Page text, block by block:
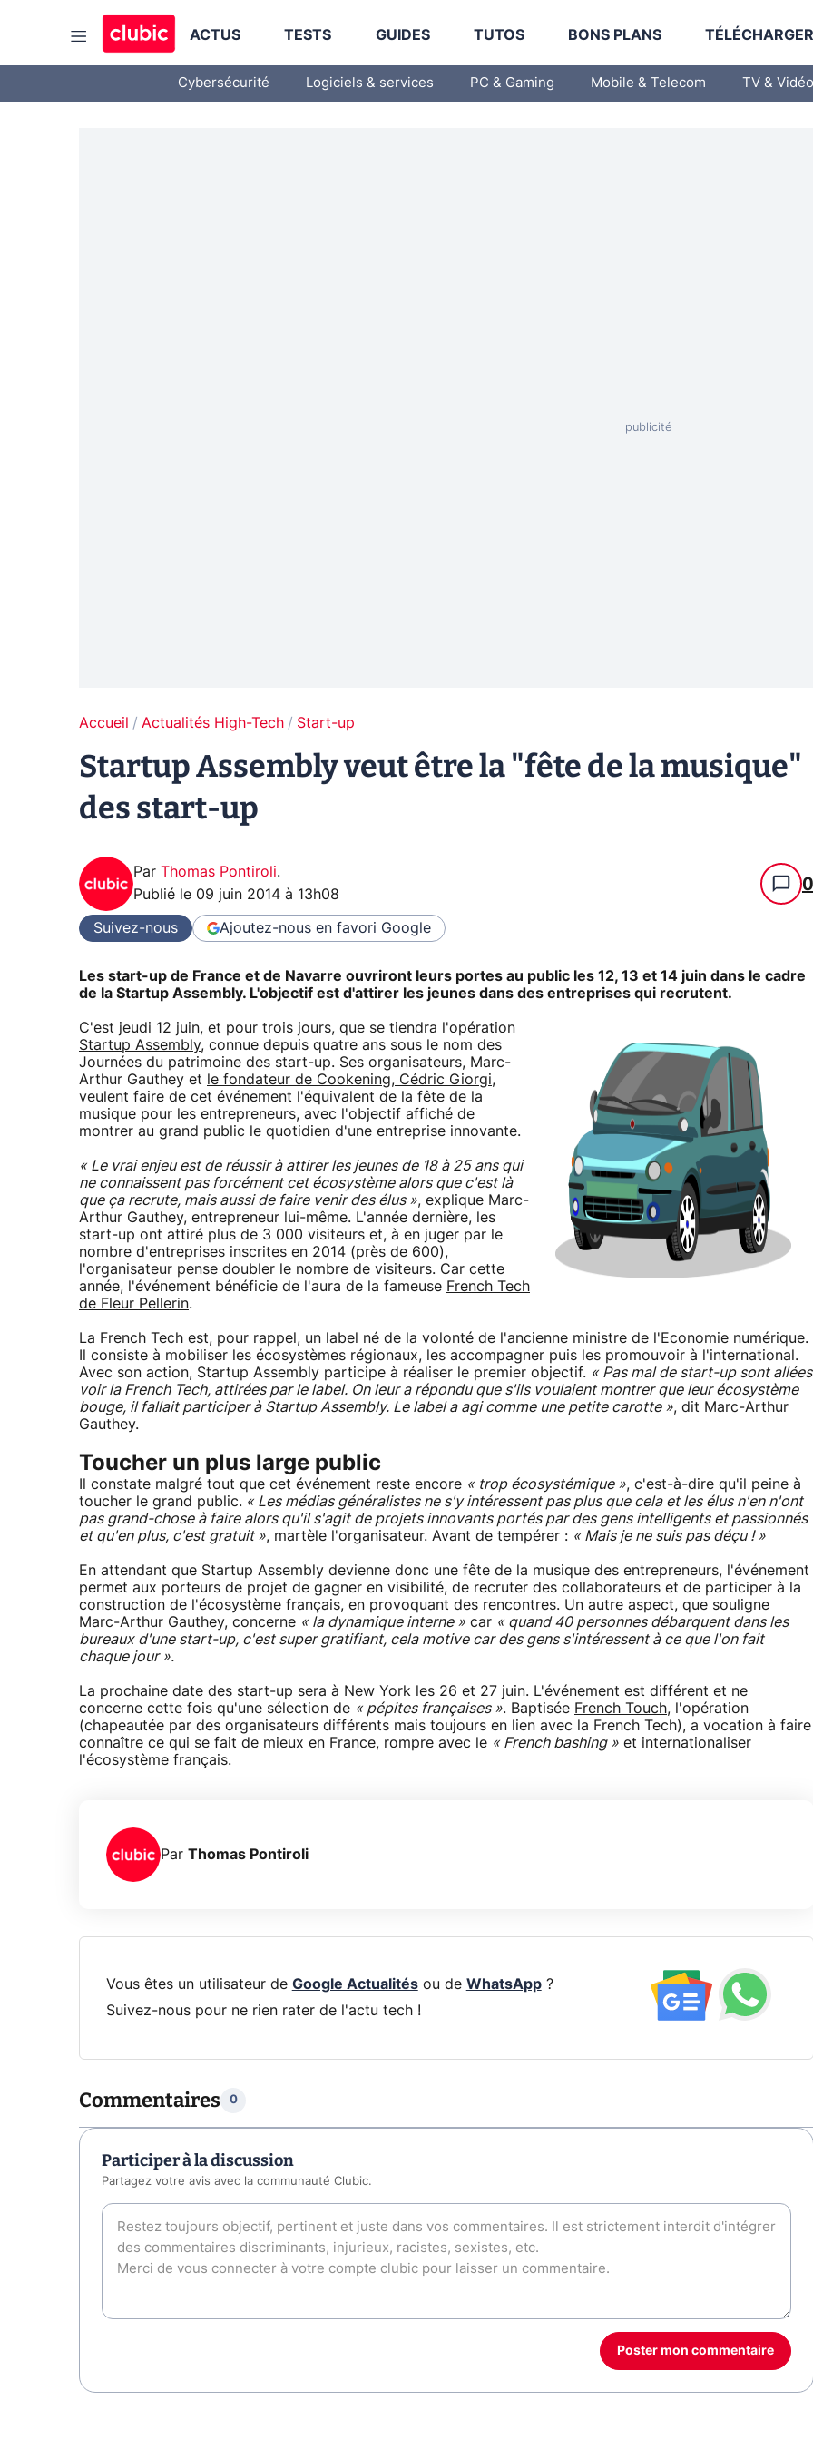
ACTUS TESTS GUIDES TUTOS BONS PLANS
Cybersécurité Logiciels & services PC & Gaming Mobile & Telecom TV & Vidéo
Accueil Actualités High-Tech Start-up
Startup Assembly veut être la "fête de la musique"
des start-up
Par Thomas Pontiroli.
Publié le 09 juin 2014 à 13h08 0
Suivez-nous Ajoutez-nous en favori Google
Les start-up de France et de Navarre ouvriront leurs portes au public les 12, 13 et 14 juin dans le cadre
de la Startup Assembly. L'objectif est d'attirer les jeunes dans des entreprises qui recrutent.
C'est jeudi 12 juin, et pour trois jours, que se tiendra l'opération
Startup Assembly, connue depuis quatre ans sous le nom des
Journées du patrimoine des start-up. Ses organisateurs, Marc-
Arthur Gauthey et
le fondateur de Cookening, Cédric Giorgi,
veulent faire de cet événement l'équivalent de la fête de la
musique pour les entrepreneurs, avec l'objectif affiché de
montrer au grand public le quotidien d'une entreprise innovante.
« Le vrai enjeu est de réussir à attirer les jeunes de 18 à 25 ans qui
ne connaissent pas forcément cet écosystème alors que c'est là
que ça recrute, mais aussi de faire venir des élus », explique Marc-
Arthur Gauthey, entrepreneur lui-même. L'année dernière, les
start-up ont attiré plus de 3 000 visiteurs et, à en juger par le
nombre d'entreprises inscrites en 2014 (près de 600),
l'organisateur pense doubler le nombre de visiteurs. Car cette
année, l'événement bénéficie de l'aura de la fameuse French Tech
de Fleur Pellerin.
La French Tech est, pour rappel, un label né de la volonté de l'ancienne ministre de l'Economie numérique.
Il consiste à mobiliser les écosystèmes régionaux, les accompagner puis les promouvoir à l'international.
Avec son action, Startup Assembly participe à réaliser le premier objectif. « Pas mal de start-up sont allées
voir la French Tech, attirées par le label. On leur a répondu que s'ils voulaient montrer que leur écosystème
bouge, il fallait participer à Startup Assembly. Le label a agi comme une petite carotte », dit Marc-Arthur
Gauthey.
Toucher un plus large public
Il constate malgré tout que cet événement reste encore « trop écosystémique », c'est-à-dire qu'il peine à
toucher le grand public. « Les médias généralistes ne s'y intéressent pas plus que cela et les élus n'en n'ont
pas grand-chose à faire alors qu'il s'agit de projets innovants portés par des gens intelligents et passionnés
et qu'en plus, c'est gratuit », martèle l'organisateur. Avant de tempérer : « Mais je ne suis pas déçu ! »
En attendant que Startup Assembly devienne donc une fête de la musique des entrepreneurs, l'événement
permet aux porteurs de projet de gagner en visibilité, de recruter des collaborateurs et de participer à la
construction de l'écosystème français, en provoquant des rencontres. Un autre aspect, que souligne
Marc-Arthur Gauthey, concerne « la dynamique interne » car « quand 40 personnes débarquent dans les
bureaux d'une start-up, c'est super gratifiant, cela motive car des gens s'intéressent à ce que l'on fait
chaque jour ».
La prochaine date des start-up sera à New York les 26 et 27 juin. L'événement est différent et ne
concerne cette fois qu'une sélection de « pépites françaises ». Baptisée French Touch, l'opération
(chapeautée par des organisateurs différents mais toujours en lien avec la French Tech), a vocation à faire
connaître ce qui se fait de mieux en France, rompre avec le « French bashing » et internationaliser
l'écosystème français.
Par Thomas Pontiroli
Vous êtes un utilisateur de Google Actualitésou de WhatsApp?
Suivez-nous pour ne rien rater de l'actu tech !
Commentaires 0
Participer à la discussion
Partagez votre avis avec la communauté Clubic.
Poster mon commentaire